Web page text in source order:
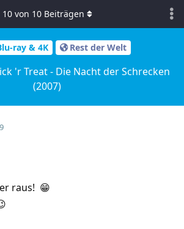
ray & 4K Rest der Welt
'r Treat - Die Nacht der Schrecken
(2007)
10von 10Beiträgen
raus! 😁